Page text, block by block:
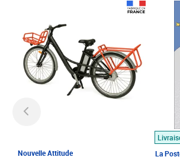
Nouvelle Attitude
La
Prix